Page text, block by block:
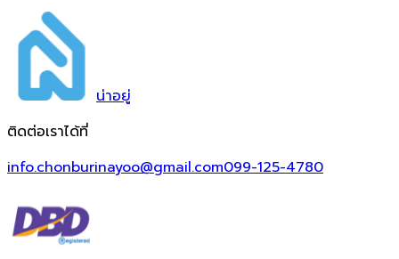
น่าอยู่
ติดต่อเราได้ที่
info.chonburinayoo@gmail.com099-125-4780